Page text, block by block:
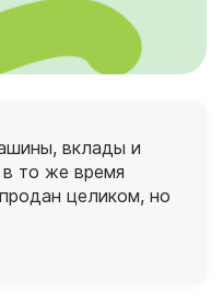
вклады и
то же время
целиком, но